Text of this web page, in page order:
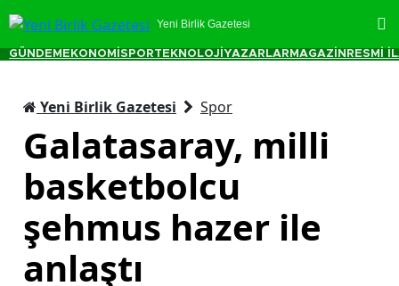
Yeni Birlik Gazetesi
GÜNDEM EKONOMİ SPORTEKNOLOJİ YAZARLAR MAGAZİN RESMİ
Yeni Birlik Gazetesi Spor
Galatasaray, milli
basketbolcu
şehmus hazer ile
anlaştı